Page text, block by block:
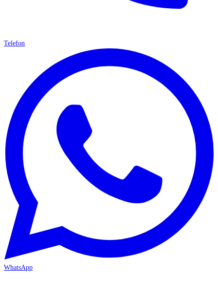
Telefon
WhatsApp